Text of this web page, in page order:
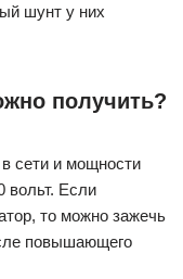
шунт у них
получить?
в сети и мощности
вольт. Если
то можно зажечь
повышающего